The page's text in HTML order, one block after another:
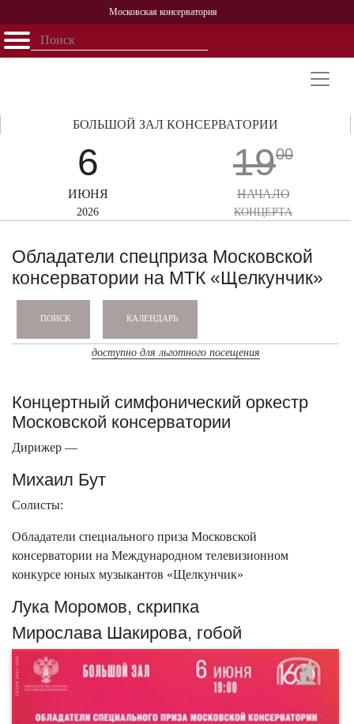
Московская консерватория
Открыть - закрыть
Персоналии
История
6
ИЮНЯ
2026
БОЛЬШОЙ ЗАЛ КОНСЕРВАТОРИИ
1900
НАЧАЛО
КОНЦЕРТА
Обладатели спецприза Московской
консерватории на МТК «Щелкунчик»
ПОИСК КАЛЕНДАРЬ
доступно для льготного посещения
Концертный симфонический оркестр
Московской консерватории
Дирижер —
Михаил Бут
Солисты:
Обладатели специального приза Московской
консерватории на Международном телевизионном
конкурсе юных музыкантов «Щелкунчик»
Лука Моромов, скрипка
Мирослава Шакирова, гобой